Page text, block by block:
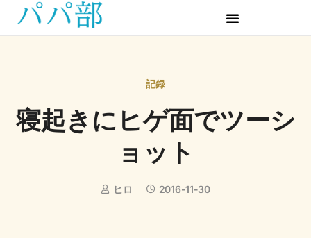
記録
寝起きにヒゲ面でツーシ
ョット
ヒロ 2016-11-30